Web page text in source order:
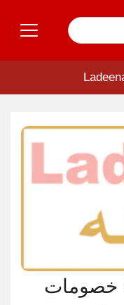
كود خصم لدينه 2026 خصومات